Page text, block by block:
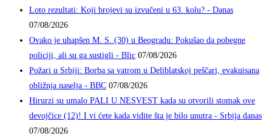
Loto rezultati: Koji brojevi su izvučeni u 63. kolu? - Danas
07/08/2026
Ovako je uhapšen M. S. (30) u Beogradu: Pokušao da pobegne
policiji, ali su ga sustigli - Blic 07/08/2026
Požari u Srbiji: Borba sa vatrom u Deliblatskoj peščari, evakuisana
obližnja naselja - BBC 07/08/2026
Hirurzi su umalo PALI U NESVEST kada su otvorili stomak ove
devojčice (12)! I vi ćete kada vidite šta je bilo unutra - Srbija danas
07/08/2026